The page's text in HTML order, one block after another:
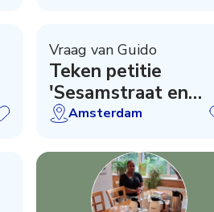
Vraag van Guido
Teken petitie
'Sesamstraat en
Melkweg' Artis!
Amsterdam